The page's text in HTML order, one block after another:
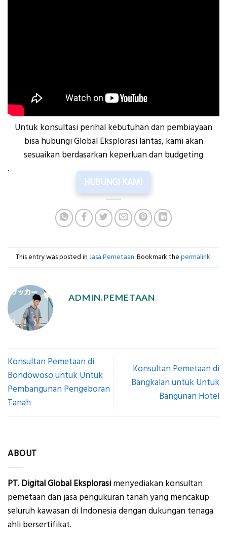
Untuk konsultasi perihal kebutuhan dan pembiayaan
bisa hubungi Global Eksplorasi lantas, kami akan
sesuaikan berdasarkan keperluan dan budgeting
.
HUBUNGI KAMI
This entry was posted in Jasa Pemetaan. Bookmark the permalink.
ADMIN.PEMETAAN
Konsultan Pemetaan di
Bondowoso untuk Untuk
Pembangunan Pengeboran
Tanah
Konsultan Pemetaan di
Bangkalan untuk Untuk
Bangunan Hotel
ABOUT
PT. Digital Global Eksplorasi menyediakan konsultan
pemetaan dan jasa pengukuran tanah yang mencakup
seluruh kawasan di Indonesia dengan dukungan tenaga
ahli bersertifikat.